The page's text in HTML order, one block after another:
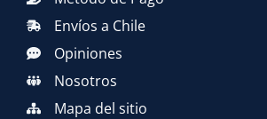
Envíos a Chile
Opiniones
Nosotros
Mapa del sitio